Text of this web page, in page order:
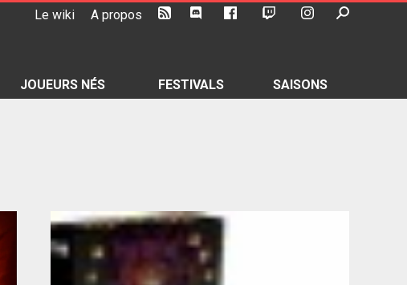
Le wiki A propos
JOUEURS NÉS FESTIVALS SAISONS